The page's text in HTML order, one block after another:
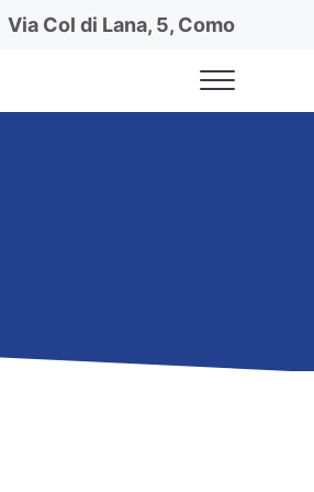
Via Col di Lana, 5, Como
Menu